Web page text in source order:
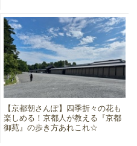
【京都朝さんぽ】四季折々の花も
楽しめる！京都人が教える『京都
御苑』の歩き方あれこれ☆